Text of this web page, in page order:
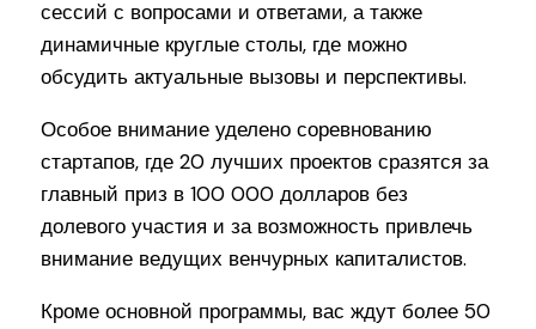
сессий с вопросами и ответами, а также
динамичные круглые столы, где можно
обсудить актуальные вызовы и перспективы.
Особое внимание уделено соревнованию
стартапов, где 20 лучших проектов сразятся за
главный приз в 100 000 долларов без
долевого участия и за возможность привлечь
внимание ведущих венчурных капиталистов.
Кроме основной программы, вас ждут более 50